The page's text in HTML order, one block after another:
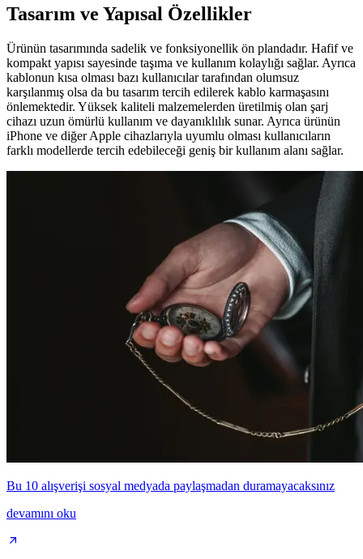
Tasarım ve Yapısal Özellikler
Ürünün tasarımında sadelik ve fonksiyonellik ön plandadır. Hafif ve
kompakt yapısı sayesinde taşıma ve kullanım kolaylığı sağlar. Ayrıca
kablonun kısa olması bazı kullanıcılar tarafından olumsuz
karşılanmış olsa da bu tasarım tercih edilerek kablo karmaşasını
önlemektedir. Yüksek kaliteli malzemelerden üretilmiş olan şarj
cihazı uzun ömürlü kullanım ve dayanıklılık sunar. Ayrıca ürünün
iPhone ve diğer Apple cihazlarıyla uyumlu olması kullanıcıların
farklı modellerde tercih edebileceği geniş bir kullanım alanı sağlar.
Bu 10 alışverişi sosyal medyada paylaşmadan duramayacaksınız
devamını oku